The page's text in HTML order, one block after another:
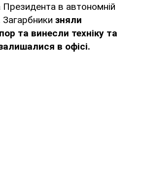
в автономній
Загарбники зняли
та винесли техніку та
в офісі.